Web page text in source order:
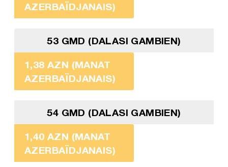
AZERBAÏDJANAIS)
53 GMD (DALASI GAMBIEN)
1,38 AZN (MANAT
AZERBAÏDJANAIS)
54 GMD (DALASI GAMBIEN)
1,40 AZN (MANAT
AZERBAÏDJANAIS)